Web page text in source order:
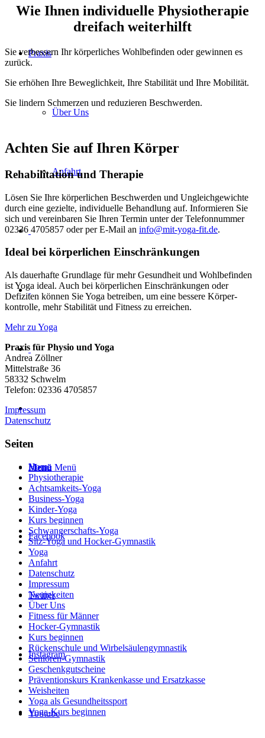
Praxis
Über Uns
Anfahrt
Menü Menü
Facebook
Twitter
Instagram
Youtube
Wie Ihnen individuelle Physiotherapie
dreifach weiterhilft
Sie verbessern Ihr körperliches Wohl­befinden oder gewinnen es
zurück.
Sie erhöhen Ihre Beweglichkeit, Ihre Stabilität und Ihre Mobilität.
Sie lindern Schmerzen und reduzieren Beschwerden.
Achten Sie auf Ihren Körper
Rehabilitation und Therapie
Lösen Sie Ihre körperlichen Beschwerden und Ungleich­gewichte
durch eine gezielte, individuelle Behandlung auf. Informieren Sie
sich und vereinbaren Sie Ihren Termin unter der Telefonnummer
02336 4705857 oder per E-Mail an info@mit-yoga-fit.de.
Ideal bei körperlichen Ein­schränkungen
Als dauerhafte Grundlage für mehr Gesundheit und Wohl­befinden
ist Yoga ideal. Auch bei körperlichen Ein­schränkungen oder
Defiziten können Sie Yoga betreiben, um eine bessere Körper­
kontrolle, mehr Stabilität und Fitness zu erreichen.
Mehr zu Yoga
Praxis für Physio und Yoga
Andrea Zöllner
Mittelstraße 36
58332 Schwelm
Telefon: 02336 4705857
Impressum
Datenschutz
Seiten
Home
Physiotherapie
Achtsamkeits-Yoga
Business-Yoga
Kinder-Yoga
Kurs beginnen
Schwanger­schafts-Yoga
Sitz-Yoga und Hocker-Gymnastik
Yoga
Anfahrt
Datenschutz
Impressum
Neuigkeiten
Über Uns
Fitness für Männer
Hocker-Gymnastik
Kurs beginnen
Rückenschule und Wirbelsäulen­gymnastik
Senioren-Gymnastik
Geschenkgutscheine
Präventionskurs Krankenkasse und Ersatzkasse
Weisheiten
Yoga als Gesundheitssport
Yoga-Kurs beginnen